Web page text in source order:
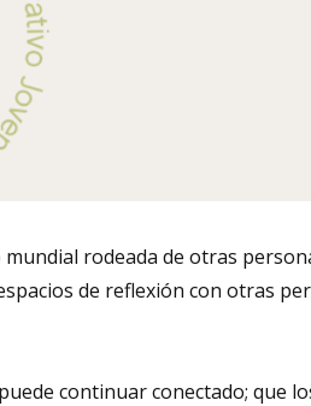
rodeada de otras
de reflexión con otras
continuar conectado; que